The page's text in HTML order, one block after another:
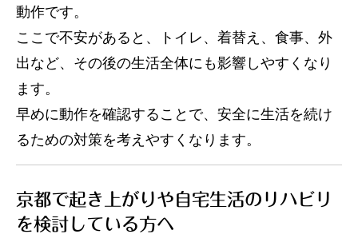
動作です。
ここで不安があると、トイレ、着替え、食事、外
出など、その後の生活全体にも影響しやすくなり
ます。
早めに動作を確認することで、安全に生活を続け
るための対策を考えやすくなります。
京都で起き上がりや自宅生活のリハビリ
を検討している方へ